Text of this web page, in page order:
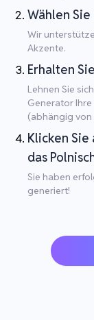
Wählen
Wir
Akzente.
Erhalten
Lehnen Sie
Generator
(abhängig von
Klicken Sie
das
Sie haben
generiert!